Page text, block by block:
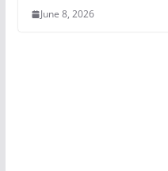
June 8, 2026